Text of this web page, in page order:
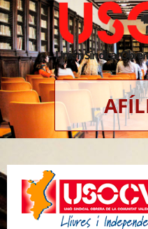
Unión Sindical